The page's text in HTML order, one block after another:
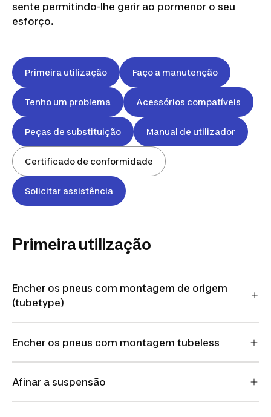
sente permitindo-lhe gerir ao pormenor o seu
esforço.
Primeira utilização Faço a manutenção
Tenho um problema Acessórios compatíveis
Peças de substituição Manual de utilizador
Certificado de conformidade
Solicitar assistência
Primeira utilização
Encher os pneus com montagem de origem
(tubetype)
Encher os pneus com montagem tubeless
Afinar a suspensão